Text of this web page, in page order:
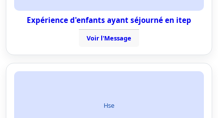
Expérience d'enfants ayant séjourné en itep
Voir l'Message
Hse